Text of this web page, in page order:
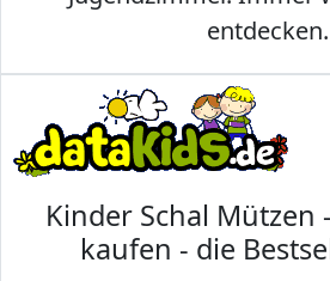
entdecken.
Kinder Schal Mützen
kaufen - die